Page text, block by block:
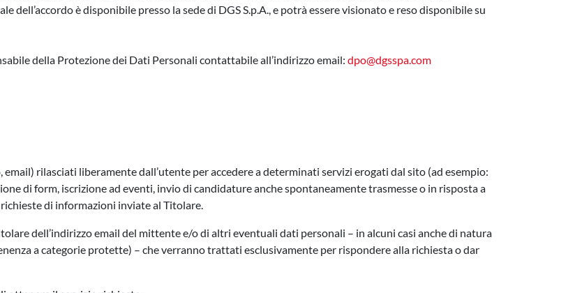
è disponibile presso la sede di DGS S.p.A., e potrà essere visionato e reso disponibile su
della Protezione dei Dati Personali contattabile all’indirizzo email: dpo@dgsspa.com
rilasciati liberamente dall’utente per accedere a determinati servizi erogati dal sito (ad esempio:
di form, iscrizione ad eventi, invio di candidature anche spontaneamente trasmesse o in risposta a
di informazioni inviate al Titolare.
dell’indirizzo email del mittente e/o di altri eventuali dati personali – in alcuni casi anche di natura
a categorie protette) – che verranno trattati esclusivamente per rispondere alla richiesta o dar